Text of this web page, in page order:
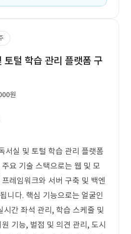
토털 학습 관리 플랫폼 구
원
서실 및 토털 학습 관리 플랫폼
요 기술 스택으로는 웹 및 모
레임워크와 서버 구축 및 백엔
니다. 핵심 기능으로는 얼굴인
시간 좌석 관리, 학습 스케줄 및
기능, 벌점 및 의견 관리, 도시